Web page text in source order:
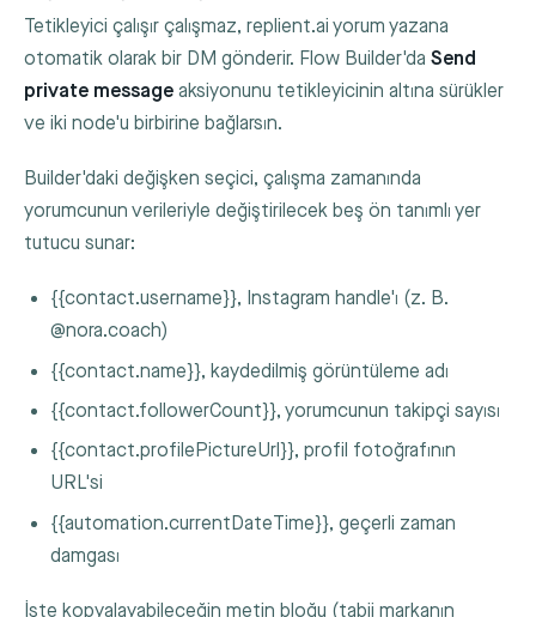
Tetikleyici çalışır çalışmaz, replient.ai yorum yazana
otomatik olarak bir DM gönderir. Flow Builder'da Send
private message aksiyonunu tetikleyicinin altına sürükler
ve iki node'u birbirine bağlarsın.
Builder'daki değişken seçici, çalışma zamanında
yorumcunun verileriyle değiştirilecek beş ön tanımlı yer
tutucu sunar:
{{contact.username}}, Instagram handle'ı (z. B.
@nora.coach)
{{contact.name}}, kaydedilmiş görüntüleme adı
{{contact.followerCount}}, yorumcunun takipçi sayısı
{{contact.profilePictureUrl}}, profil fotoğrafının
URL'si
{{automation.currentDateTime}}, geçerli zaman
damgası
İşte kopyalayabileceğin metin bloğu (tabii markanın